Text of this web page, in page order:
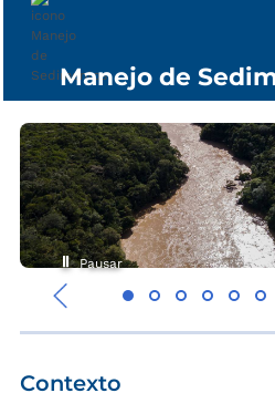
Manejo de
‹
Pausar
Contexto